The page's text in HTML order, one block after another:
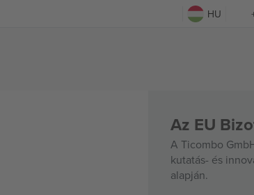
HU
Az EU
A Ticombo
kutatás- és
alapján.